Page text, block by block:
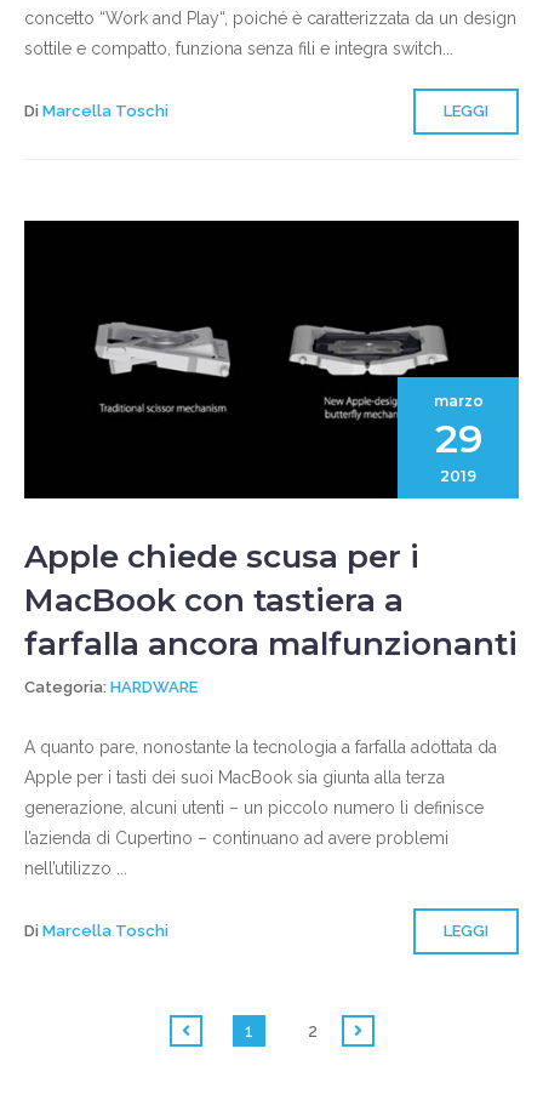
concetto “Work and Play“, poiché è caratterizzata da un design
sottile e compatto, funziona senza fili e integra switch...
Di Marcella Toschi LEGGI
marzo
29
2019
Apple chiede scusa per i
MacBook con tastiera a
farfalla ancora malfunzionanti
Categoria: HARDWARE
A quanto pare, nonostante la tecnologia a farfalla adottata da
Apple per i tasti dei suoi MacBook sia giunta alla terza
generazione, alcuni utenti – un piccolo numero li definisce
l’azienda di Cupertino – continuano ad avere problemi
nell’utilizzo ...
Di Marcella Toschi LEGGI
1 2